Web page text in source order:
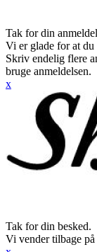
Tak for din
Vi er glade for at
Skriv endelig flere
bruge anmeldelsen.
x
Tak for din besked.
Vi vender tilbage